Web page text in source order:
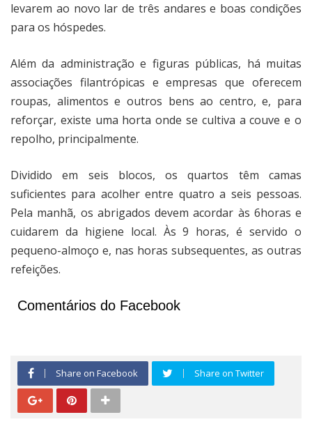
levarem ao novo lar de três andares e boas condições
para os hóspedes.
Além da administração e figuras públicas, há muitas
associações filantrópicas e empresas que oferecem
roupas, alimentos e outros bens ao centro, e, para
reforçar, existe uma horta onde se cultiva a couve e o
repolho, principalmente.
Dividido em seis blocos, os quartos têm camas
suficientes para acolher entre quatro a seis pessoas.
Pela manhã, os abrigados devem acordar às 6horas e
cuidarem da higiene local. Às 9 horas, é servido o
pequeno-almoço e, nas horas subsequentes, as outras
refeições.
Comentários do Facebook
Share on Facebook Share on Twitter